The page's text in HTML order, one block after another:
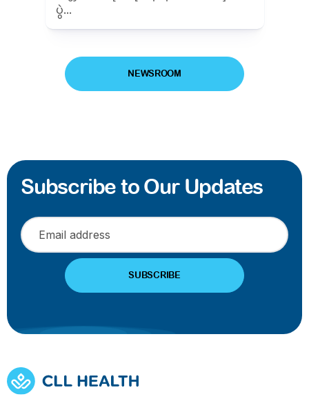
ပွဲ...
NEWSROOM
Subscribe to Our Updates